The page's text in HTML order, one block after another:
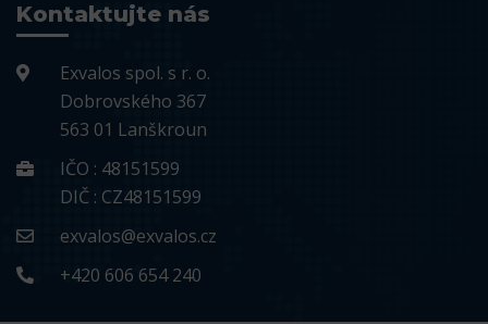
Kontaktujte nás
Exvalos spol. s r. o.
Dobrovského 367
563 01 Lanškroun
IČO : 48151599
DIČ : CZ48151599
exvalos@exvalos.cz
+420 606 654 240